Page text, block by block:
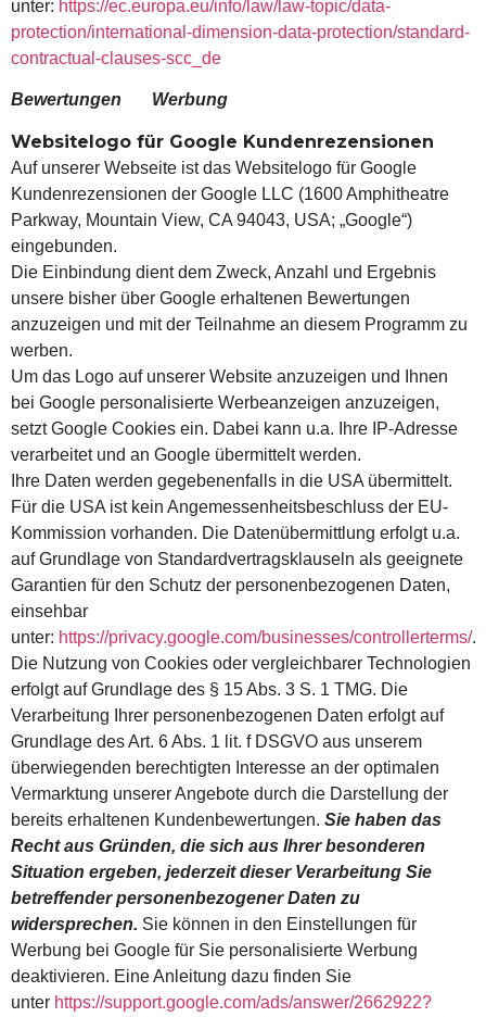
unter: https://ec.europa.eu/info/law/law-topic/data-
protection/international-dimension-data-protection/standard-
contractual-clauses-scc_de
Bewertungen Werbung
Websitelogo für Google Kundenrezensionen
Auf unserer Webseite ist das Websitelogo für Google
Kundenrezensionen der Google LLC (1600 Amphitheatre
Parkway, Mountain View, CA 94043, USA; „Google“)
eingebunden.
Die Einbindung dient dem Zweck, Anzahl und Ergebnis
unsere bisher über Google erhaltenen Bewertungen
anzuzeigen und mit der Teilnahme an diesem Programm zu
werben.
Um das Logo auf unserer Website anzuzeigen und Ihnen
bei Google personalisierte Werbeanzeigen anzuzeigen,
setzt Google Cookies ein. Dabei kann u.a. Ihre IP-Adresse
verarbeitet und an Google übermittelt werden.
Ihre Daten werden gegebenenfalls in die USA übermittelt.
Für die USA ist kein Angemessenheitsbeschluss der EU-
Kommission vorhanden. Die Datenübermittlung erfolgt u.a.
auf Grundlage von Standardvertragsklauseln als geeignete
Garantien für den Schutz der personenbezogenen Daten,
einsehbar
unter: https://privacy.google.com/businesses/controllerterms/.
Die Nutzung von Cookies oder vergleichbarer Technologien
erfolgt auf Grundlage des § 15 Abs. 3 S. 1 TMG. Die
Verarbeitung Ihrer personenbezogenen Daten erfolgt auf
Grundlage des Art. 6 Abs. 1 lit. f DSGVO aus unserem
überwiegenden berechtigten Interesse an der optimalen
Vermarktung unserer Angebote durch die Darstellung der
bereits erhaltenen Kundenbewertungen. Sie haben das
Recht aus Gründen, die sich aus Ihrer besonderen
Situation ergeben, jederzeit dieser Verarbeitung Sie
betreffender personenbezogener Daten zu
widersprechen. Sie können in den Einstellungen für
Werbung bei Google für Sie personalisierte Werbung
deaktivieren. Eine Anleitung dazu finden Sie
unter https://support.google.com/ads/answer/2662922?